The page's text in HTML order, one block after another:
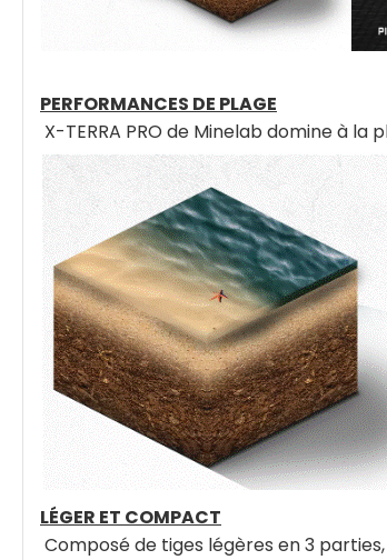
PERFORMANCES DE PLAGE
X-TERRA PRO de Minelab domine à
LÉGER ET COMPACT
Composé de tiges légères en 3